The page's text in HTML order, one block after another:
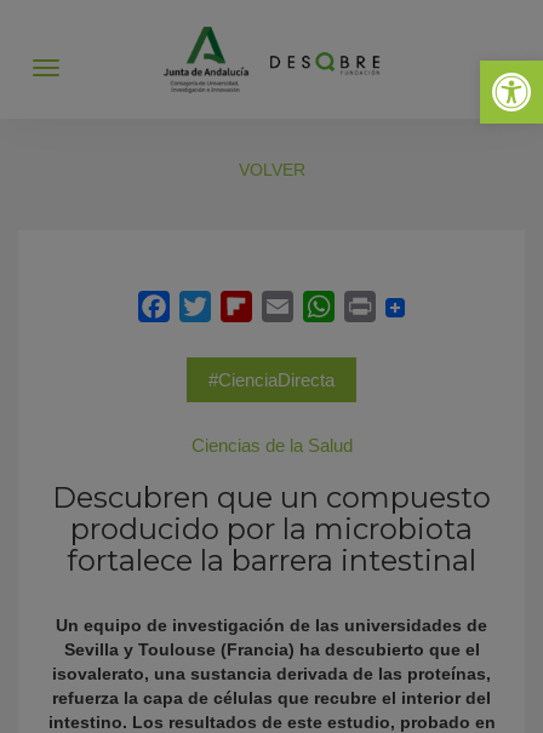
Abrir
Abrir
VOLVER
#CienciaDirecta
Ciencias de la Salud
Descubren que un compuesto
producido por la microbiota
fortalece la barrera intestinal
Un equipo de investigación de las universidades de
Sevilla y Toulouse (Francia) ha descubierto que el
isovalerato, una sustancia derivada de las proteínas,
refuerza la capa de células que recubre el interior del
intestino. Los resultados de este estudio, probado en